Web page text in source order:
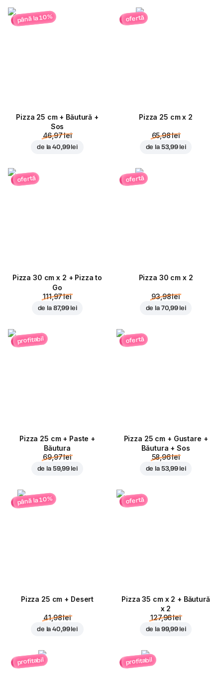
până la 10%
Pizza 25 cm + Băutură +
Sos
46,97 lei
de la40,99 lei
ofertă
Pizza 25 cm x 2
65,98 lei
de la 53,99 lei
ofertă
Pizza 30 cm x 2 + Pizza to
Go
111,97 lei
de la 87,99 lei
ofertă
Pizza 30 cm x 2
93,98 lei
de la 70,99 lei
profitabil
Pizza 25 cm + Paste +
Băutura
69,97 lei
de la 59,99 lei
ofertă
Pizza 25 cm + Gustare +
Băutura + Sos
58,96 lei
de la 53,99 lei
până la 10%
Pizza 25 cm + Desert
41,98 lei
de la40,99 lei
ofertă
Pizza 35 cm x 2 + Băutură
x 2
127,96 lei
de la 99,99 lei
profitabil profitabil